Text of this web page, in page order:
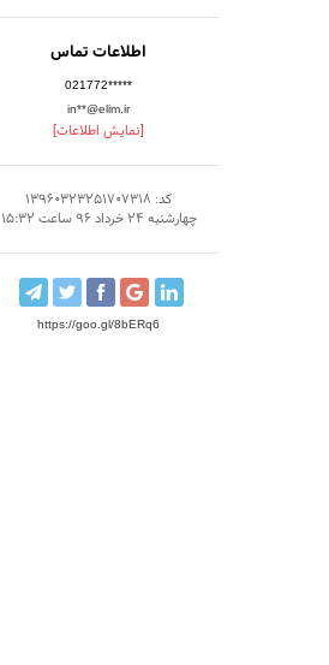
اطلاعات تماس
021772*****
in**@elim.ir
[نمایش اطلاعات]
کد: 13960323251707318
چهارشنبه 24 خرداد 96 ساعت 15:32
https://goo.gl/8bERq6